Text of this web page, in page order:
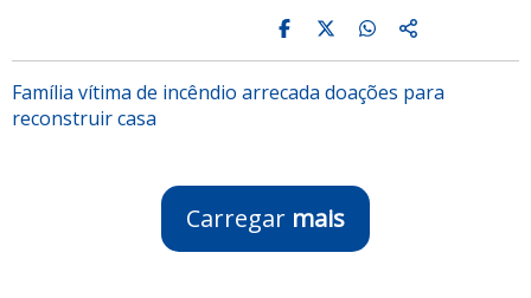
Família vítima de incêndio arrecada doações para
reconstruir casa
Carregar mais